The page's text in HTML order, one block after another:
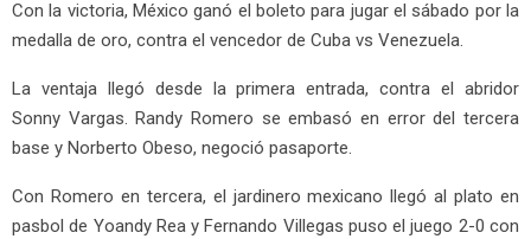
Con la victoria, México ganó el boleto para jugar el sábado por la
medalla de oro, contra el vencedor de Cuba vs Venezuela.
La ventaja llegó desde la primera entrada, contra el abridor
Sonny Vargas. Randy Romero se embasó en error del tercera
base y Norberto Obeso, negoció pasaporte.
Con Romero en tercera, el jardinero mexicano llegó al plato en
pasbol de Yoandy Rea y Fernando Villegas puso el juego 2-0 con